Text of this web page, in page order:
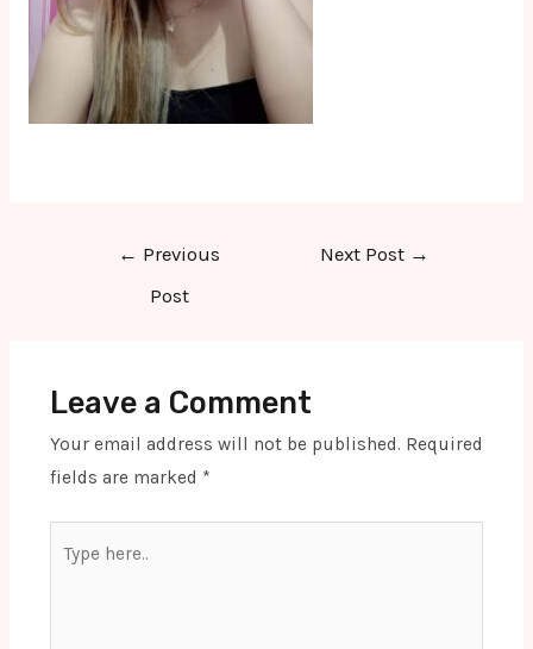
← Previous
Post
Next Post →
Leave a Comment
Your email address will not be published. Required
fields are marked *
here..